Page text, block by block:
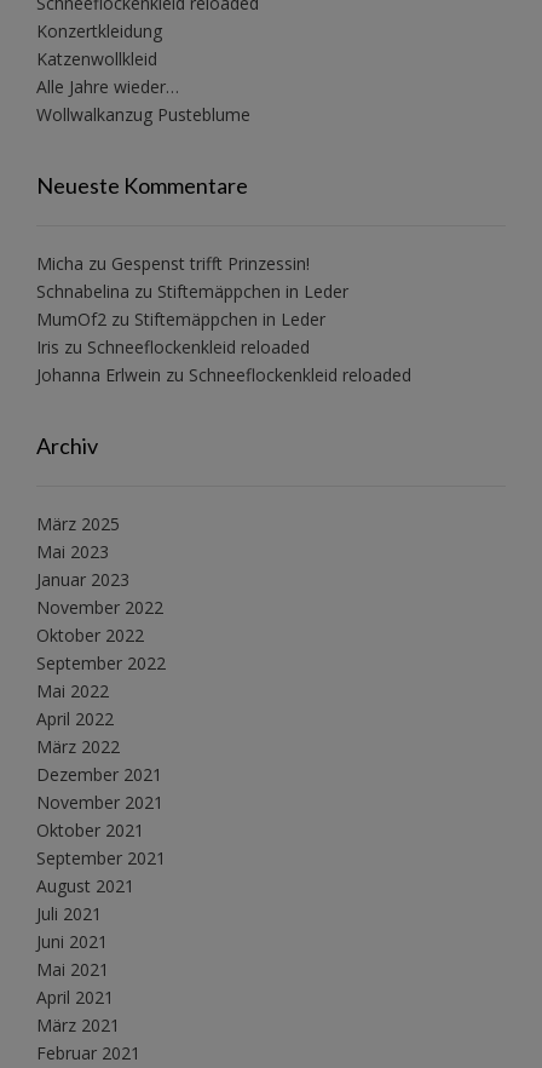
Konzertkleidung
Katzenwollkleid
Alle Jahre wieder…
Wollwalkanzug Pusteblume
Neueste Kommentare
Micha zu Gespenst trifft Prinzessin!
Schnabelina zu Stiftemäppchen in Leder
MumOf2 zu Stiftemäppchen in Leder
Iris zu Schneeflockenkleid reloaded
Johanna Erlwein zu Schneeflockenkleid reloaded
Archiv
März 2025
Mai 2023
Januar 2023
November 2022
Oktober 2022
September 2022
Mai 2022
April 2022
März 2022
Dezember 2021
November 2021
Oktober 2021
September 2021
August 2021
Juli 2021
Juni 2021
Mai 2021
April 2021
März 2021
Februar 2021